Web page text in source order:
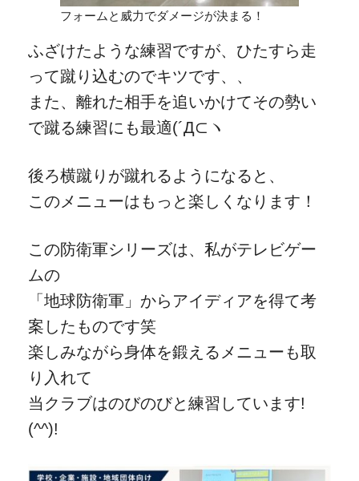
フォームと威力でダメージが決まる！
ふざけたような練習ですが、ひたすら走
って蹴り込むのでキツです、、
また、離れた相手を追いかけてその勢い
で蹴る練習にも最適(´Д⊂ヽ
後ろ横蹴りが蹴れるようになると、
このメニューはもっと楽しくなります！
この防衛軍シリーズは、私がテレビゲー
ムの
「地球防衛軍」からアイディアを得て考
案したものです笑
楽しみながら身体を鍛えるメニューも取
り入れて
当クラブはのびのびと練習しています!
(^^)!